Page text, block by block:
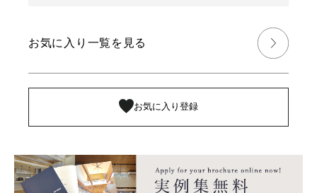
お気に入り登録
お気に入り一覧を見る